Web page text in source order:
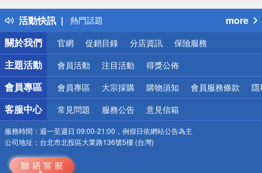
活動快訊
得獎公告
熱門話題
銀行優惠
偏遠地區配送
詐騙網頁！請小心！
more
關於我們
官網 促銷目錄 分店資訊 保險服務
主題活動 會員活動 注目活動 得獎公佈
會員專區 會員專區 大宗採購 購物須知 會員服務條款 隱
客服中心 常見問題 服務公告 意見信箱
服務時間： 週一至週日 09:00-21:00，例假日依網站公告為主
公司地址： 台北市北投區大業路136號5樓 (台灣)